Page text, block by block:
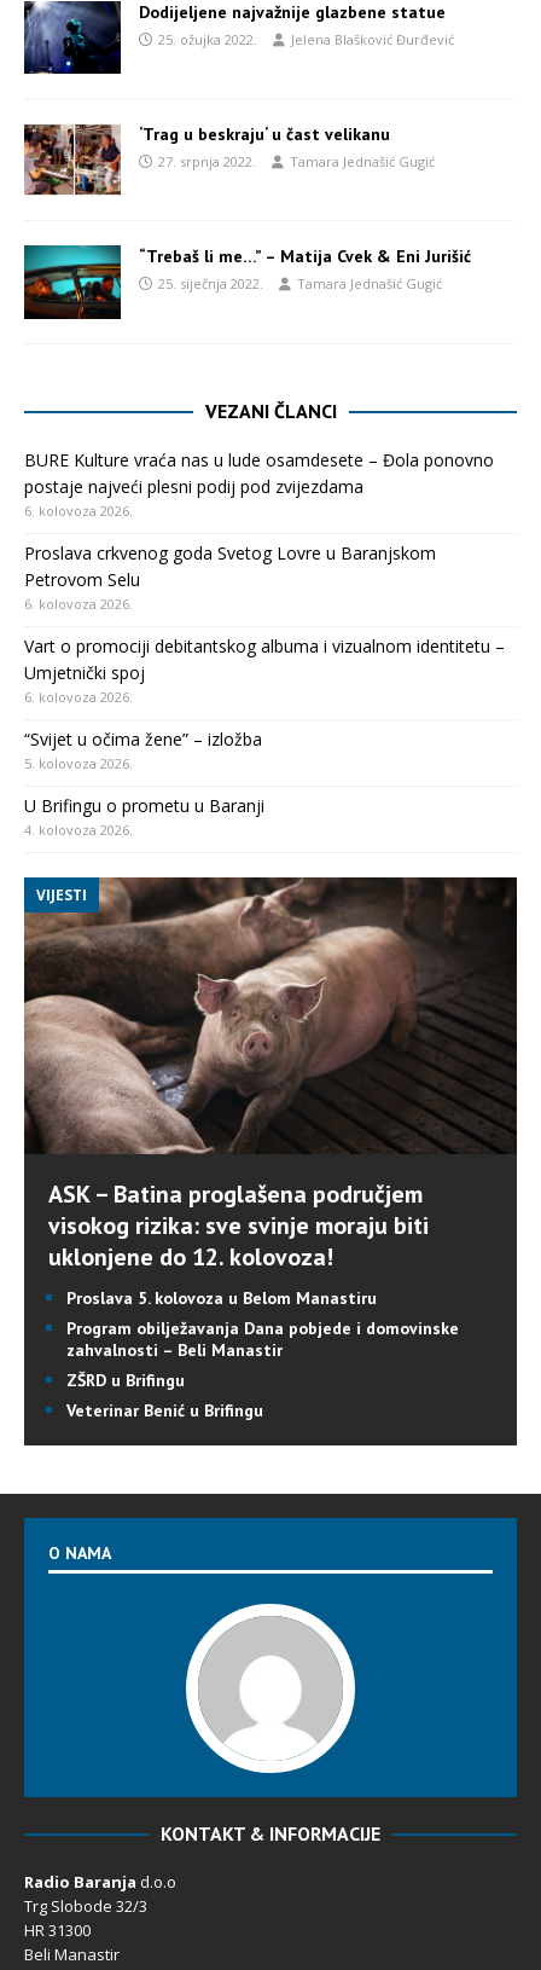
Dodijeljene najvažnije glazbene statue
25. ožujka 2022. Jelena Blašković Đurđević
‘Trag u beskraju‘ u čast velikanu
27. srpnja 2022. Tamara Jednašić Gugić
“Trebaš li me…” – Matija Cvek & Eni Jurišić
25. siječnja 2022. Tamara Jednašić Gugić
VEZANI ČLANCI
BURE Kulture vraća nas u lude osamdesete – Đola ponovno
postaje najveći plesni podij pod zvijezdama
6. kolovoza 2026.
Proslava crkvenog goda Svetog Lovre u Baranjskom
Petrovom Selu
6. kolovoza 2026.
Vart o promociji debitantskog albuma i vizualnom identitetu –
Umjetnički spoj
6. kolovoza 2026.
“Svijet u očima žene” – izložba
5. kolovoza 2026.
U Brifingu o prometu u Baranji
4. kolovoza 2026.
VIJESTI
ASK – Batina proglašena područjem
visokog rizika: sve svinje moraju biti
uklonjene do 12. kolovoza!
Proslava 5. kolovoza u Belom Manastiru
Program obilježavanja Dana pobjede i domovinske
zahvalnosti – Beli Manastir
ZŠRD u Brifingu
Veterinar Benić u Brifingu
O NAMA
KONTAKT & INFORMACIJE
Radio Baranja d.o.o
Trg Slobode 32/3
HR 31300
Beli Manastir